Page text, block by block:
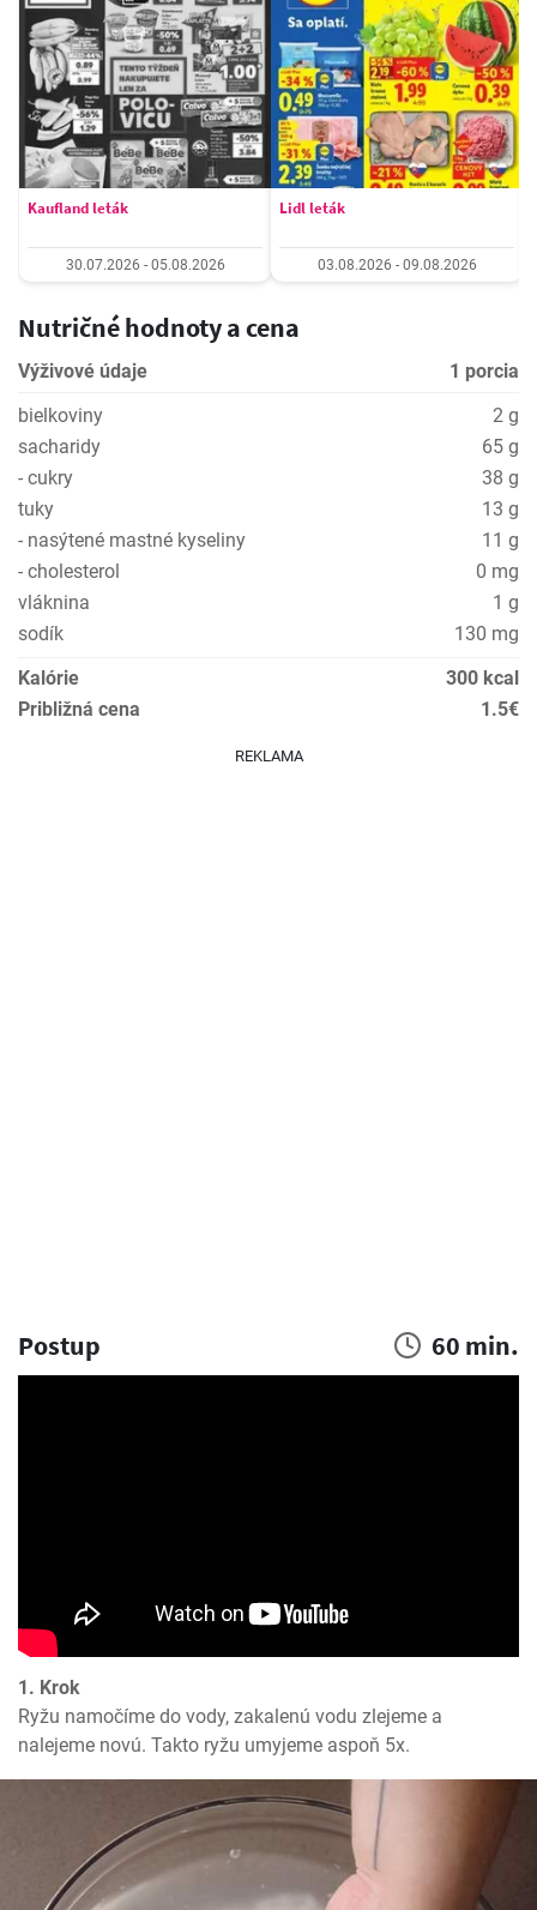
Kaufland leták
30.07.2026 - 05.08.2026
Lidl leták
03.08.2026 - 09.08.2026
Nutričné hodnoty a cena
Výživové údaje
1 porcia
bielkoviny
2 g
sacharidy
65 g
- cukry
38 g
tuky
13 g
- nasýtené mastné kyseliny
11 g
- cholesterol
0 mg
vláknina
1 g
sodík
130 mg
Kalórie
300 kcal
Približná cena
1.5€
REKLAMA
Postup 60 min.
1. Krok
Ryžu namočíme do vody, zakalenú vodu zlejeme a
nalejeme novú. Takto ryžu umyjeme aspoň 5x.